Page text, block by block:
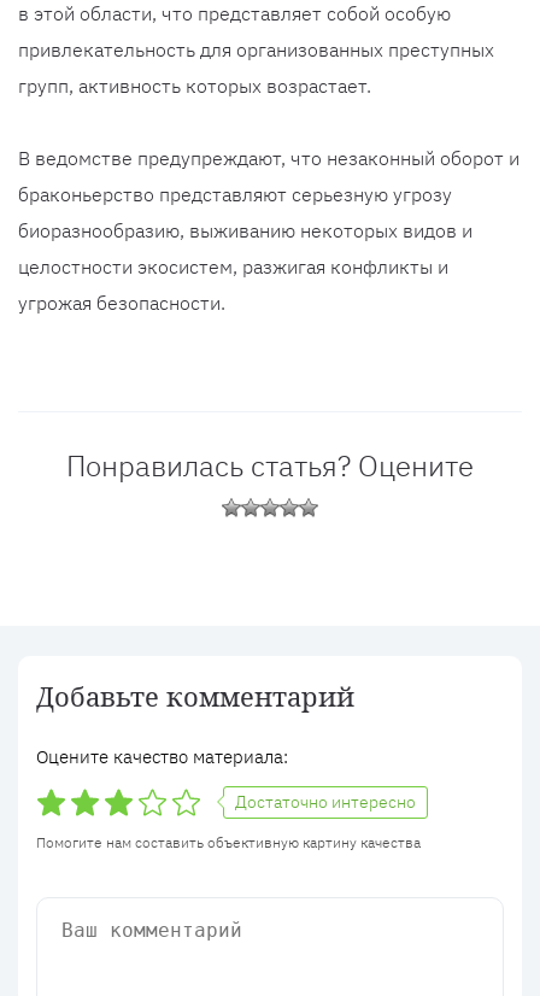
в этой области, что представляет собой особую
привлекательность для организованных преступных
групп, активность которых возрастает.
В ведомстве предупреждают, что незаконный оборот и
браконьерство представляют серьезную угрозу
биоразнообразию, выживанию некоторых видов и
целостности экосистем, разжигая конфликты и
угрожая безопасности.
Понравилась статья? Оцените
Добавьте комментарий
Оцените качество материала:
Достаточно интересно
Помогите нам составить объективную картину качества